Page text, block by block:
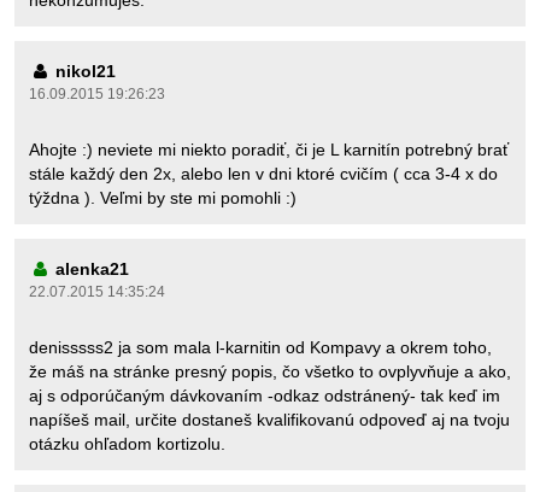
nikol21
16.09.2015 19:26:23
Ahojte :) neviete mi niekto poradiť, či je L karnitín potrebný brať
stále každý den 2x, alebo len v dni ktoré cvičím ( cca 3-4 x do
týždna ). Veľmi by ste mi pomohli :)
alenka21
22.07.2015 14:35:24
denisssss2 ja som mala l-karnitin od Kompavy a okrem toho,
že máš na stránke presný popis, čo všetko to ovplyvňuje a ako,
aj s odporúčaným dávkovaním -odkaz odstránený- tak keď im
napíšeš mail, určite dostaneš kvalifikovanú odpoveď aj na tvoju
otázku ohľadom kortizolu.